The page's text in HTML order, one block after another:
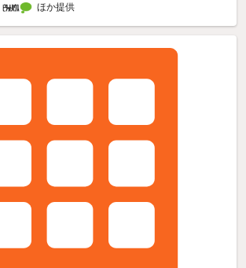
ほか提供